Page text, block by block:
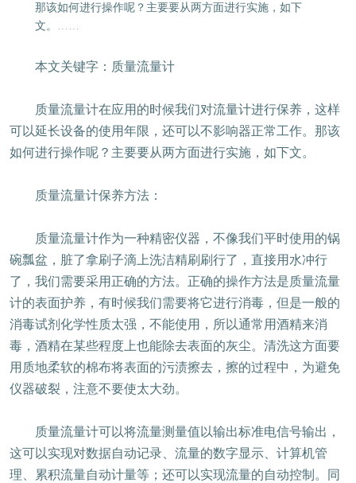
那该如何进行操作呢？主要要从两方面进行实施，如下
文。……
本文关键字：质量流量计
质量流量计在应用的时候我们对流量计进行保养，这样
可以延长设备的使用年限，还可以不影响器正常工作。那该
如何进行操作呢？主要要从两方面进行实施，如下文。
质量流量计保养方法：
质量流量计作为一种精密仪器，不像我们平时使用的锅
碗瓢盆，脏了拿刷子滴上洗洁精刷刷行了，直接用水冲行
了，我们需要采用正确的方法。正确的操作方法是质量流量
计的表面护养，有时候我们需要将它进行消毒，但是一般的
消毒试剂化学性质太强，不能使用，所以通常用酒精来消
毒，酒精在某些程度上也能除去表面的灰尘。清洗这方面要
用质地柔软的棉布将表面的污渍擦去，擦的过程中，为避免
仪器破裂，注意不要使太大劲。
质量流量计可以将流量测量值以输出标准电信号输出，
这可以实现对数据自动记录、流量的数字显示、计算机管
理、累积流量自动计量等；还可以实现流量的自动控制。同